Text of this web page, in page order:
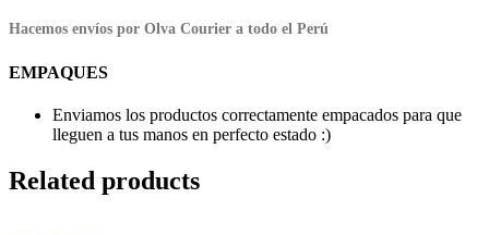
Hacemos envíos por Olva Courier a todo el Perú
EMPAQUES
Enviamos los productos correctamente empacados para que
lleguen a tus manos en perfecto estado :)
Related products